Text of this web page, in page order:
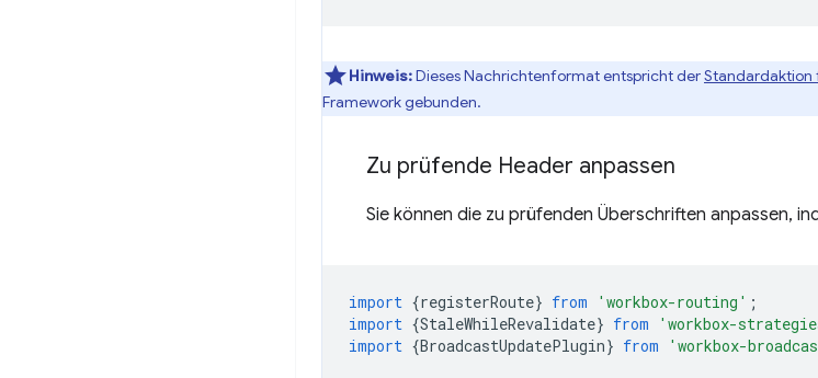
Hinweis:Dieses Nachrichtenformat entspricht derStandardaktion
Framework gebunden.
Zu prüfende Header anpassen
Sie können die zu prüfenden Überschriften anpassen,
import {registerRoute} from 'workbox-routing' ;
import {StaleWhileRevalidate} from 'workbox-
import {BroadcastUpdatePlugin} from 'workbox-